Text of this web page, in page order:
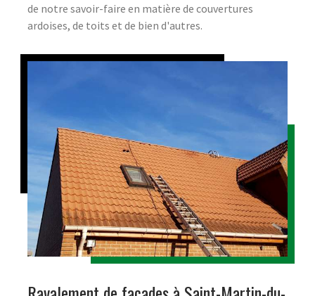
de notre savoir-faire en matière de couvertures
ardoises, de toits et de bien d'autres.